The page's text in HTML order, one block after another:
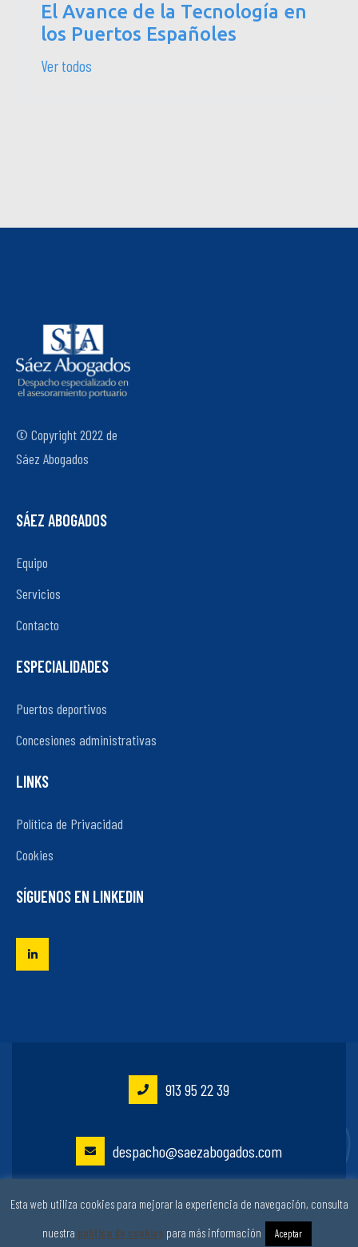
El Avance de la Tecnología en
los Puertos Españoles
Ver todos
© Copyright 2022 de
Sáez Abogados
SÁEZ ABOGADOS
Equipo
Servicios
Contacto
ESPECIALIDADES
Puertos deportivos
Concesiones administrativas
LINKS
Política de Privacidad
Cookies
SÍGUENOS EN LINKEDIN
913 95 22 39
despacho@saezabogados.com
José de Abascal 53, 4º | Madrid
Esta web utiliza cookies para mejorar la experiencia de navegación, consulta
nuestra política de cookies para más información Aceptar